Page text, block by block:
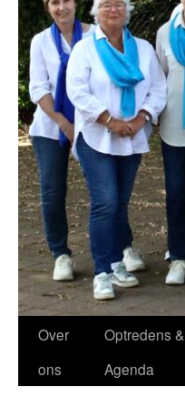
Over
ons
Optredens &
Agenda